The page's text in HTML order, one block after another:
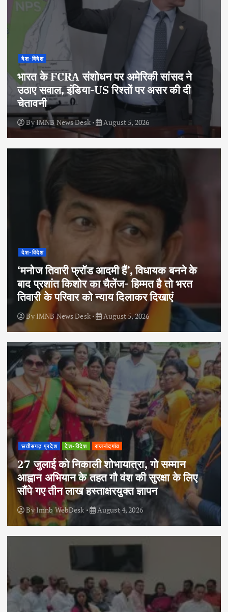
देश-विदेश
भारत के FCRA संशोधन पर अमेरिकी सांसद ने
उठाए सवाल, इंडिया-US रिश्तों पर असर की दी
चेतावनी
ByIMNB News Desk August 5, 2026
देश-विदेश
‘मनोज तिवारी फ्रॉड आदमी हैं’, विधायक बनने के
बाद प्रशांत किशोर का चैलेंज- हिम्मत है तो भरत
तिवारी के परिवार को न्याय दिलाकर दिखाएं
By IMNB News Desk August 5, 2026
छत्तीसगढ़ प्रदेश देश-विदेश राजनांदगांव
27 जुलाई को निकाली शोभायात्रा, गो सम्मान
आह्वान अभियान के तहत गौ वंश की सुरक्षा के लिए
सौंपे गए तीन लाख हस्ताक्षरयुक्त ज्ञापन
ByImnb WebDesk August 4, 2026